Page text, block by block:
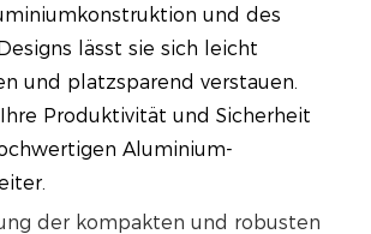
und des
lässt sie sich leicht
und platzsparend verstauen.
Produktivität und Sicherheit
Aluminium-
der kompakten und robusten